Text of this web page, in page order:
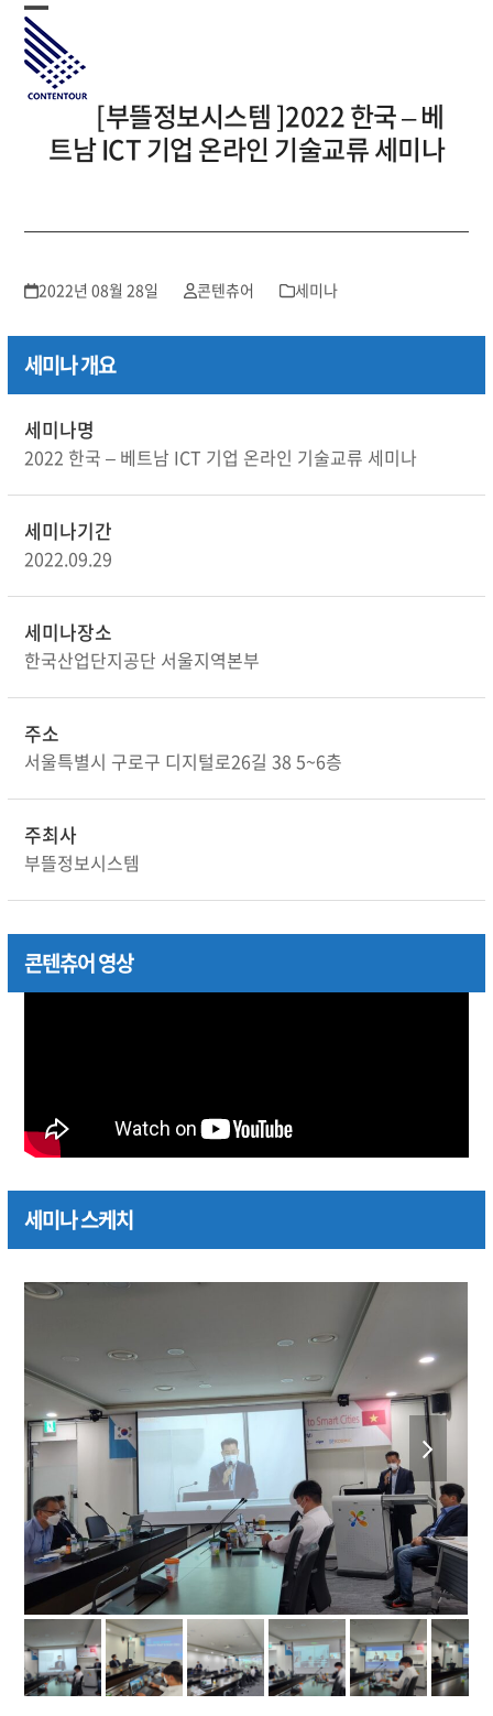
Skip
content
Open
mobile
menu
Close
mobile
menu [부뜰정보시스템 ]2022 한국 – 베
트남 ICT 기업 온라인 기술교류 세미나
2022년 08월 28일 콘텐츄어 세미나
세미나 개요
세미나명
2022 한국 – 베트남 ICT 기업 온라인 기술교류 세미나
세미나기간
2022.09.29
세미나장소
한국산업단지공단 서울지역본부
주소
서울특별시 구로구 디지털로26길 38 5~6층
주최사
부뜰정보시스템
콘텐츄어 영상
세미나 스케치
previous
slide
next
slide